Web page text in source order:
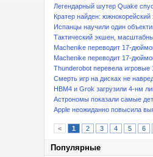
Легендарный шутер Quake
Кратер найден: южнокорейский
Испанцы научили один
Тактический экшен,
Machenike переводит 17-
Machenike переводит 17-
Thunderobot перевела игровые
Смерть игр на дисках не
HBM4 и Grok загрузили 4-нм
Астрономы показали самые
Apple неожиданно повысила
< 1 2 3 4 5 6
Популярные